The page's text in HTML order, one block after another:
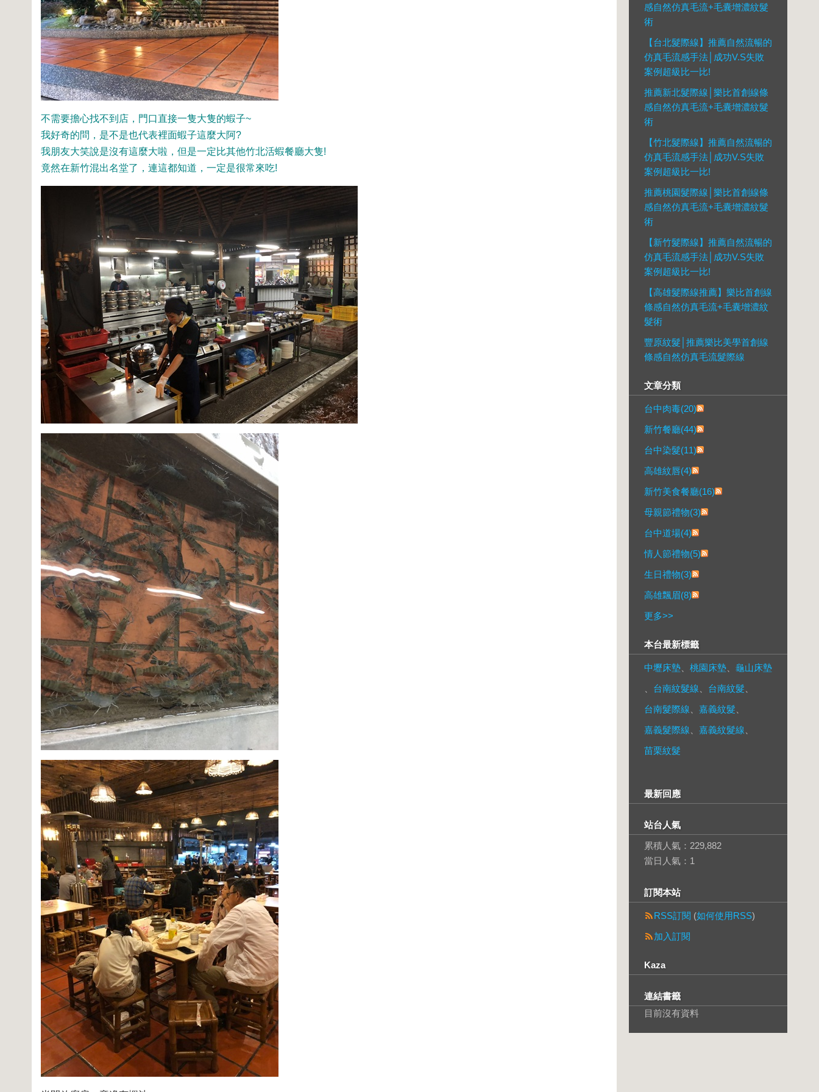
不需要擔心找不到店，門口直接一隻大隻的蝦子~
我好奇的問，是不是也代表裡面蝦子這麼大阿?
我朋友大笑說是沒有這麼大啦，但是一定比其他竹北活蝦餐廳大隻!
竟然在新竹混出名堂了，連這都知道，一定是很常來吃!
感自然仿真毛流+毛囊增濃紋髮
術
【台北髮際線】推薦自然流暢的
仿真毛流感手法│成功V.S失敗
案例超級比一比!
推薦新北髮際線│樂比首創線條
感自然仿真毛流+毛囊增濃紋髮
術
【竹北髮際線】推薦自然流暢的
仿真毛流感手法│成功V.S失敗
案例超級比一比!
推薦桃園髮際線│樂比首創線條
感自然仿真毛流+毛囊增濃紋髮
術
【新竹髮際線】推薦自然流暢的
仿真毛流感手法│成功V.S失敗
案例超級比一比!
【高雄髮際線推薦】樂比首創線
條感自然仿真毛流+毛囊增濃紋
髮術
豐原紋髮│推薦樂比美學首創線
條感自然仿真毛流髮際線
文章分類
台中肉毒(20)
新竹餐廳(44)
台中染髮(11)
高雄紋唇(4)
新竹美食餐廳(16)
母親節禮物(3)
台中道場(4)
情人節禮物(5)
生日禮物(3)
高雄飄眉(8)
更多>>
本台最新標籤
中壢床墊 桃園床墊
龜山床墊
台南紋髮線 台南紋髮
台南髮際線
嘉義紋髮
嘉義髮際線
嘉義紋髮線
苗栗紋髮
最新回應
站台人氣
累積人氣： 229,882
當日人氣： 1
訂閱本站
RSS訂閱 (如何使用RSS)
加入訂閱
Kaza
連結書籤
目前沒有資料